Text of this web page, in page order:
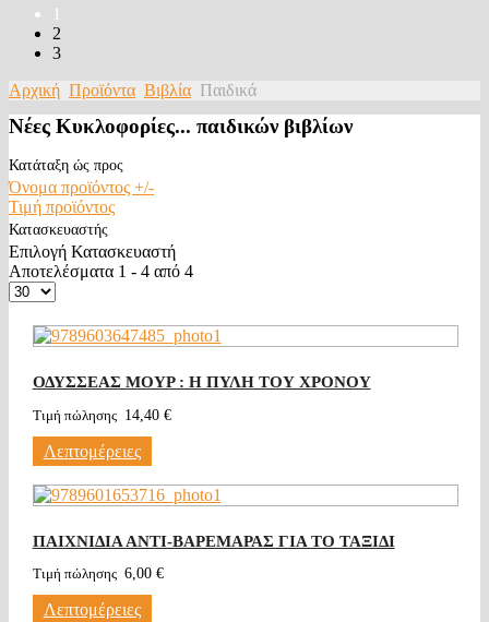
1
2
3
Αρχική Προϊόντα Βιβλία Παιδικά
Νέες Κυκλοφορίες... παιδικών βιβλίων
Κατάταξη ώς προς
Όνομα προϊόντος +/-
Τιμή προϊόντος
Κατασκευαστής
Επιλογή Κατασκευαστή
Αποτελέσματα 1 - 4 από 4
ΟΔΥΣΣΕΑΣ ΜΟΥΡ : Η ΠΥΛΗ ΤΟΥ ΧΡΟΝΟΥ
Τιμή πώλησης 14,40 €
Λεπτομέρειες
ΠΑΙΧΝΙΔΙΑ ΑΝΤΙ-ΒΑΡΕΜΑΡΑΣ ΓΙΑ ΤΟ ΤΑΞΙΔΙ
Τιμή πώλησης 6,00 €
Λεπτομέρειες